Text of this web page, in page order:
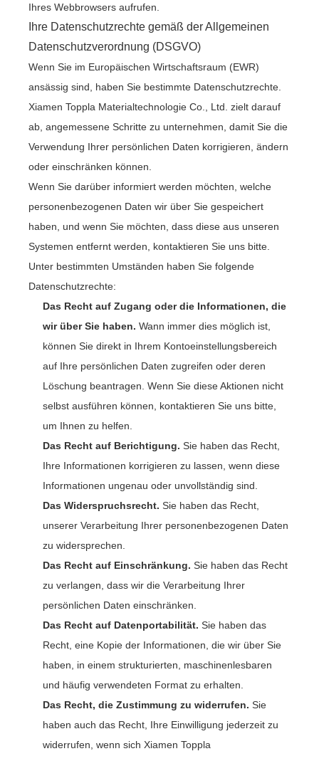
Ihres Webbrowsers aufrufen.
Ihre Datenschutzrechte gemäß der Allgemeinen
Datenschutzverordnung (DSGVO)
Wenn Sie im Europäischen Wirtschaftsraum (EWR)
ansässig sind, haben Sie bestimmte Datenschutzrechte.
Xiamen Toppla Materialtechnologie Co., Ltd. zielt darauf
ab, angemessene Schritte zu unternehmen, damit Sie die
Verwendung Ihrer persönlichen Daten korrigieren, ändern
oder einschränken können.
Wenn Sie darüber informiert werden möchten, welche
personenbezogenen Daten wir über Sie gespeichert
haben, und wenn Sie möchten, dass diese aus unseren
Systemen entfernt werden, kontaktieren Sie uns bitte.
Unter bestimmten Umständen haben Sie folgende
Datenschutzrechte:
Das Recht auf Zugang oder die Informationen, die
wir über Sie haben. Wann immer dies möglich ist,
können Sie direkt in Ihrem Kontoeinstellungsbereich
auf Ihre persönlichen Daten zugreifen oder deren
Löschung beantragen. Wenn Sie diese Aktionen nicht
selbst ausführen können, kontaktieren Sie uns bitte,
um Ihnen zu helfen.
Das Recht auf Berichtigung. Sie haben das Recht,
Ihre Informationen korrigieren zu lassen, wenn diese
Informationen ungenau oder unvollständig sind.
Das Widerspruchsrecht. Sie haben das Recht,
unserer Verarbeitung Ihrer personenbezogenen Daten
zu widersprechen.
Das Recht auf Einschränkung. Sie haben das Recht
zu verlangen, dass wir die Verarbeitung Ihrer
persönlichen Daten einschränken.
Das Recht auf Datenportabilität. Sie haben das
Recht, eine Kopie der Informationen, die wir über Sie
haben, in einem strukturierten, maschinenlesbaren
und häufig verwendeten Format zu erhalten.
Das Recht, die Zustimmung zu widerrufen. Sie
haben auch das Recht, Ihre Einwilligung jederzeit zu
widerrufen, wenn sich Xiamen Toppla